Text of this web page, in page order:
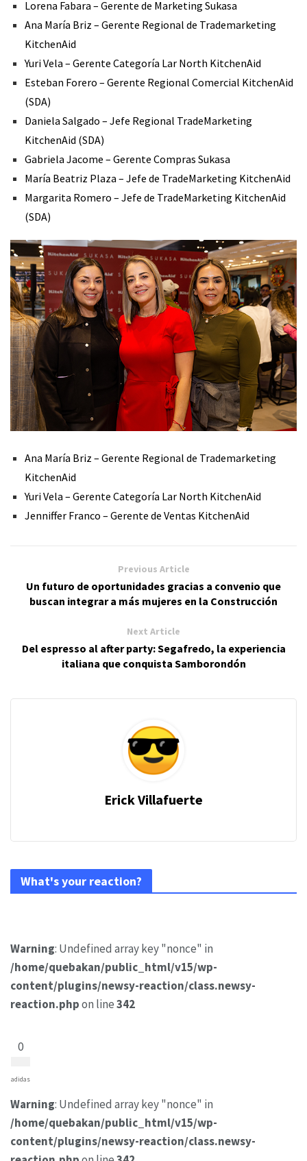
Lorena Fabara – Gerente de Marketing Sukasa
Ana María Briz – Gerente Regional de Trademarketing
KitchenAid
Yuri Vela – Gerente Categoría Lar North KitchenAid
Esteban Forero – Gerente Regional Comercial KitchenAid
(SDA)
Daniela Salgado – Jefe Regional TradeMarketing
KitchenAid (SDA)
Gabriela Jacome – Gerente Compras Sukasa
María Beatriz Plaza – Jefe de TradeMarketing KitchenAid
Margarita Romero – Jefe de TradeMarketing KitchenAid
(SDA)
Ana María Briz – Gerente Regional de Trademarketing
KitchenAid
Yuri Vela – Gerente Categoría Lar North KitchenAid
Jenniffer Franco – Gerente de Ventas KitchenAid
Previous Article
Un futuro de oportunidades gracias a convenio que
buscan integrar a más mujeres en la Construcción
Next Article
Del espresso al after party: Segafredo, la experiencia
italiana que conquista Samborondón
Erick Villafuerte
What's your reaction?
Warning: Undefined array key "nonce" in
/home/quebakan/public_html/v15/wp-
content/plugins/newsy-reaction/class.newsy-
reaction.phpon line342
0
adidas
Warning: Undefined array key "nonce" in
/home/quebakan/public_html/v15/wp-
content/plugins/newsy-reaction/class.newsy-